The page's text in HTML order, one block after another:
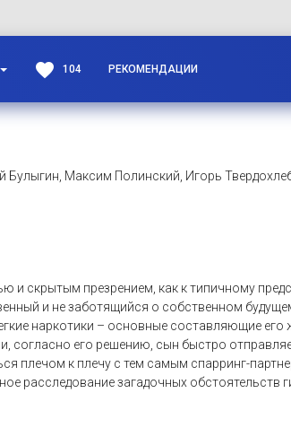
favorite 104 РЕКОМЕНДАЦИИ
Булыгин, Максим Полинский, Игорь
и скрытым презрением, как к типичному
и не заботящийся о собственном
наркотики – основные составляющие
согласно его решению, сын быстро
плечом к плечу с тем самым спарринг-
расследование загадочных обстоятельств